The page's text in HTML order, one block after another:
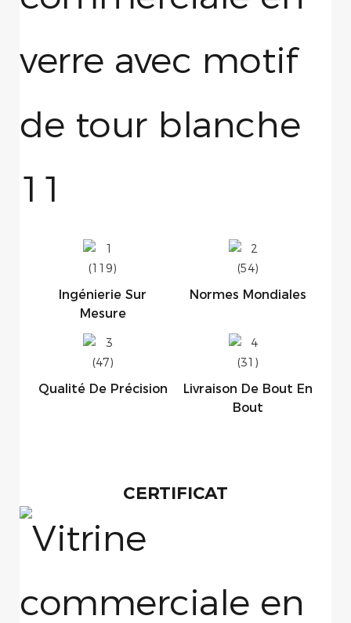
Ingénierie Sur
Mesure
Normes Mondiales
Qualité De Précision
Livraison De Bout En
Bout
CERTIFICAT